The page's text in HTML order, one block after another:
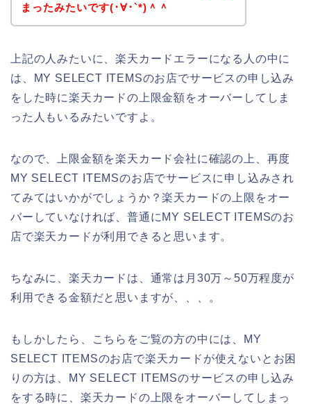
まったみたいです(･∀･`*)＾＾
上記の人みたいに、楽天カードエラーになる人の中に
は、MY SELECT ITEMSのお店でサービスの申し込み
をした時に楽天カードの上限金額をオーバーしてしま
った人もいるみたいですよ。
なので、上限金額を楽天カード会社に確認の上、再度
MY SELECT ITEMSのお店でサービスに申し込みされ
てみてはいかがでしょうか？楽天カードの上限をオー
バーしていなければ、普通にMY SELECT ITEMSのお
店で楽天カードが利用できると思います。
ちなみに、楽天カードは、通常は月30万～50万程度が
利用できる金額だと思いますが、、、。
もしかしたら、こちらをご覧の方の中には、MY
SELECT ITEMSのお店で楽天カードが使えないとお困
りの方は、MY SELECT ITEMSのサービスの申し込み
をする時に、楽天カードの上限をオーバーしてしまっ